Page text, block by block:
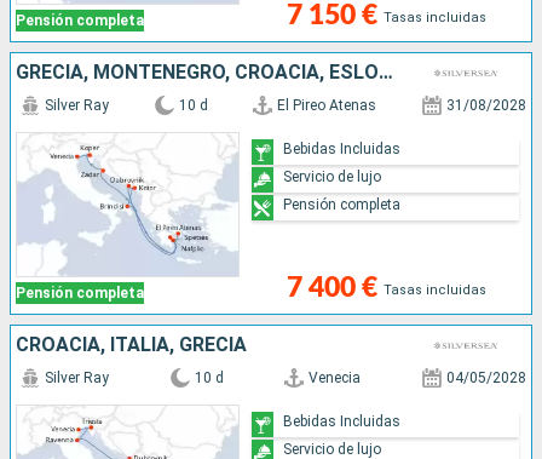
Pensión completa 7 150 € Tasas incluidas
GRECIA, MONTENEGRO, CROACIA, ESLOVENIA, ITALIA
Pensión completa
Silver Ray 10 d El Pireo Atenas 31/08/2028
7 400 € Tasas incluidas
Bebidas Incluidas
Servicio de lujo
Pensión completa
CROACIA, ITALIA, GRECIA
Silver Ray 10 d Venecia 04/05/2028
Bebidas Incluidas
Servicio de lujo